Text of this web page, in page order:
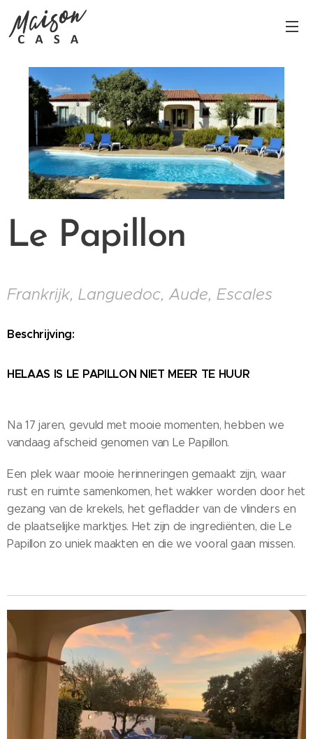
Le Papillon
Frankrijk, Languedoc, Aude, Escales
Beschrijving:
HELAAS IS LE PAPILLON NIET MEER TE HUUR
Na 17 jaren, gevuld met mooie momenten, hebben we
vandaag afscheid genomen van Le Papillon.
Een plek waar mooie herinneringen gemaakt zijn, waar
rust en ruimte samenkomen, het wakker worden door het
gezang van de krekels, het gefladder van de vlinders en
de plaatselijke marktjes. Het zijn de ingrediënten, die Le
Papillon zo uniek maakten en die we vooral gaan missen.